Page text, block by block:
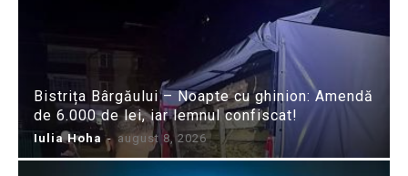
Bistrița Bârgăului – Noapte cu ghinion: Amendă
de 6.000 de lei, iar lemnul confiscat!
Iulia Hoha - august 8, 2026